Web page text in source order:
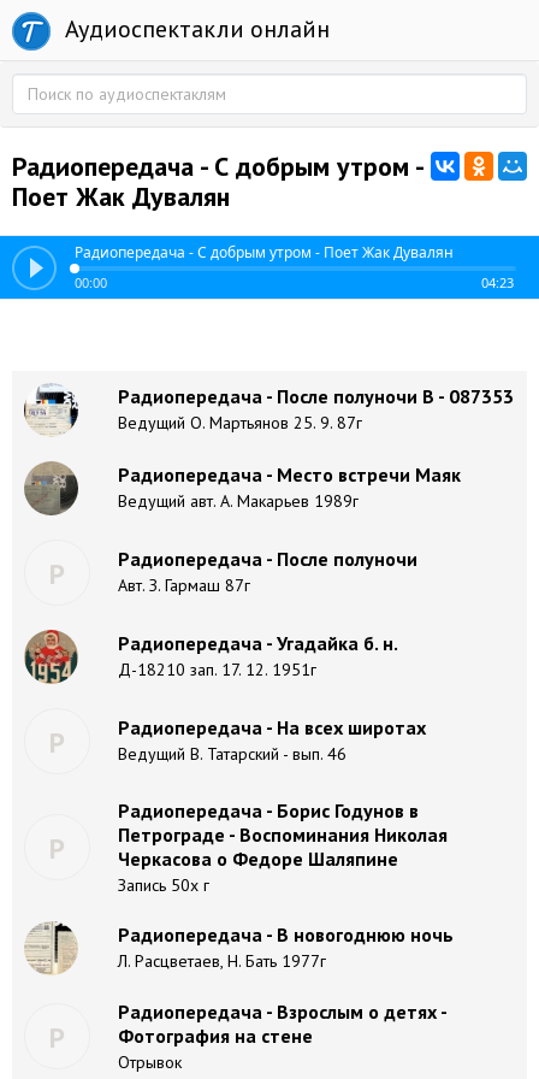
Аудиоспектакли онлайн
Радиопередача - С добрым утром -
Поет Жак Дувалян
Радиопередача - С добрым утром - Поет Жак Дувалян
00:00 04:23
Радиопередача - После полуночи В - 087353
Ведущий О. Мартьянов 25. 9. 87г
Радиопередача - Место встречи Маяк
Ведущий авт. А. Макарьев 1989г
Р Радиопередача - После полуночи
Авт. З. Гармаш 87г
Радиопередача - Угадайка б. н.
Д-18210 зап. 17. 12. 1951г
Р Радиопередача - На всех широтах
Ведущий В. Татарский - вып. 46
Р
Радиопередача - Борис Годунов в
Петрограде - Воспоминания Николая
Черкасова о Федоре Шаляпине
Запись 50х г
Радиопередача - В новогоднюю ночь
Л. Расцветаев, Н. Бать 1977г
Р
Радиопередача - Взрослым о детях -
Фотография на стене
Отрывок